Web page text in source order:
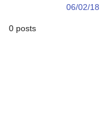
06/02/18
0 posts